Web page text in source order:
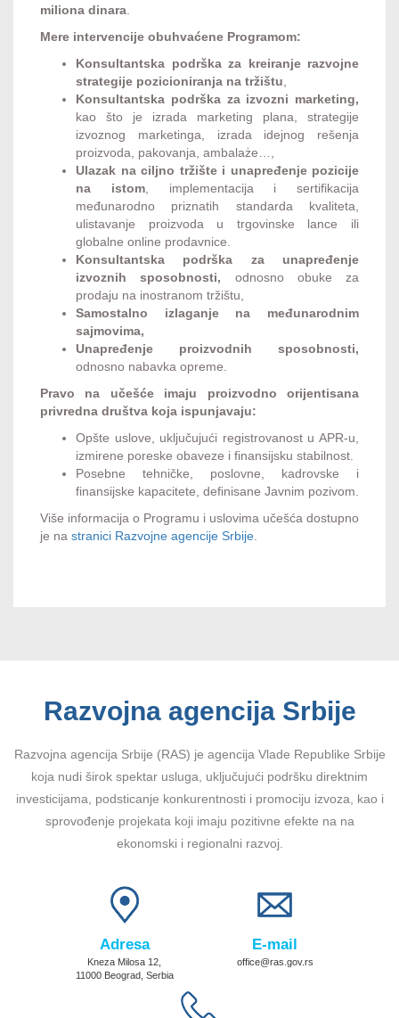
miliona dinara
Mere intervencije obuhvaćene Programom:
Konsultantska podrška za kreiranje razvojne
strategije pozicioniranja na tržištu
Konsultantska podrška za izvozni marketing,
kao što je izrada marketing plana, strategije
izvoznog marketinga, izrada idejnog rešenja
proizvoda, pakovanja, ambalaże…,
Ulazak na ciljno tržište i unapređenje pozicije
na istom, implementacija i sertifikacija
međunarodno priznatih standarda kvaliteta,
ulistavanje proizvoda u trgovinske lance ili
globalne online prodavnice.
Konsultantska podrška za unapređenje
izvoznih sposobnosti, odnosno obuke za
prodaju na inostranom tržištu,
Samostalno izlaganje na međunarodnim
sajmovima,
Unapređenje proizvodnih sposobnosti,
odnosno nabavka opreme.
Pravo na učešće imaju proizvodno orijentisana
privredna društva koja ispunjavaju:
Opšte uslove, uključujući registrovanost u APR-u,
izmirene poreske obaveze i finansijsku stabilnost.
Posebne tehničke, poslovne, kadrovske i
finansijske kapacitete, definisane Javnim pozivom.
Više informacija o Programu i uslovima učešća dostupno
je na stranici Razvojne agencije Srbije
Razvojna agencija Srbije
Razvojna agencija Srbije (RAS) je agencija Vlade Republike Srbije
koja nudi širok spektar usluga, uključujući podršku direktnim
investicijama, podsticanje konkurentnosti i promociju izvoza, kao i
sprovođenje projekata koji imaju pozitivne efekte na na
ekonomski i regionalni razvoj.
Adresa
Kneza Milosa 12,
11000 Beograd, Serbia
E-mail
office@ras.gov.rs